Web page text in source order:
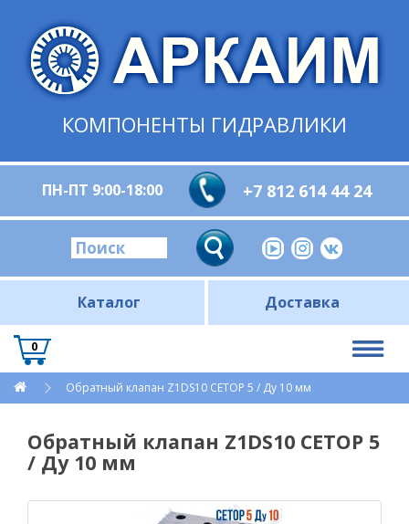
КОМПОНЕНТЫ ГИДРАВЛИКИ
ПН-ПТ 9:00-18:00 +7 812 614 44 24
Каталог Доставка
0
Обратный клапан Z1DS10 CETOP 5 / Ду 10 мм
Обратный клапан Z1DS10 CETOP 5
/ Ду 10 мм